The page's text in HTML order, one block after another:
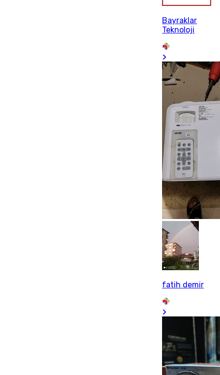
Bayraklar
Teknoloji
fatih demir